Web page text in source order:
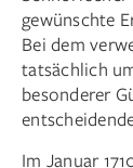
gewünschte
Bei dem
tatsächlich
besonderer
Im Januar